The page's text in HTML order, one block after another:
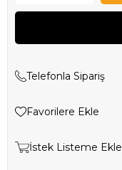
Telefonla Sipariş
Favorilere Ekle
İstek Listeme Ekle